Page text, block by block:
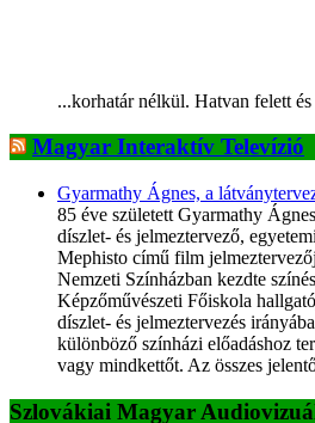
...korhatár nélkül. Hatvan felett
Magyar Interaktív Televízió
Gyarmathy Ágnes, a
85 éve született Gyarmathy
díszlet- és jelmeztervező,
Mephisto című film
Nemzeti Színházban kezdte
Képzőművészeti Főiskola
díszlet- és jelmeztervezés
különböző színházi előadáshoz
vagy mindkettőt. Az összes
Szlovákiai Magyar